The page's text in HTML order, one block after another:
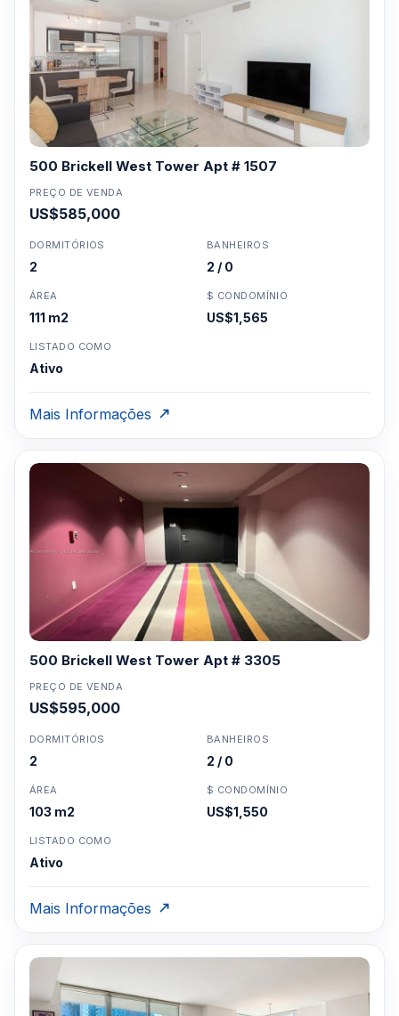
500 Brickell West Tower Apt # 1507
PREÇO DE VENDA
US$585,000
DORMITÓRIOS
2
BANHEIROS
2 / 0
ÁREA
111 m2
$ CONDOMÍNIO
US$1,565
LISTADO COMO
Ativo
Mais Informações
500 Brickell West Tower Apt # 3305
PREÇO DE VENDA
US$595,000
DORMITÓRIOS
2
BANHEIROS
2 / 0
ÁREA
103 m2
$ CONDOMÍNIO
US$1,550
LISTADO COMO
Ativo
Mais Informações